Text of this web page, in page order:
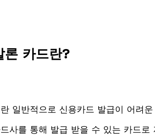
론 카드란?
일반적으로 신용카드 발급이 어려
사를 통해 발급 받을 수 있는 카드로